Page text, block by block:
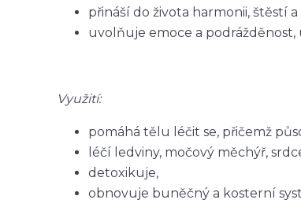
přináší do života harmonii, štěstí
uvolňuje emoce a podrážděnost,
Využití:
pomáhá tělu léčit se, přičemž
léčí ledviny, močový měchýř,
detoxikuje,
obnovuje buněčný a kosterní